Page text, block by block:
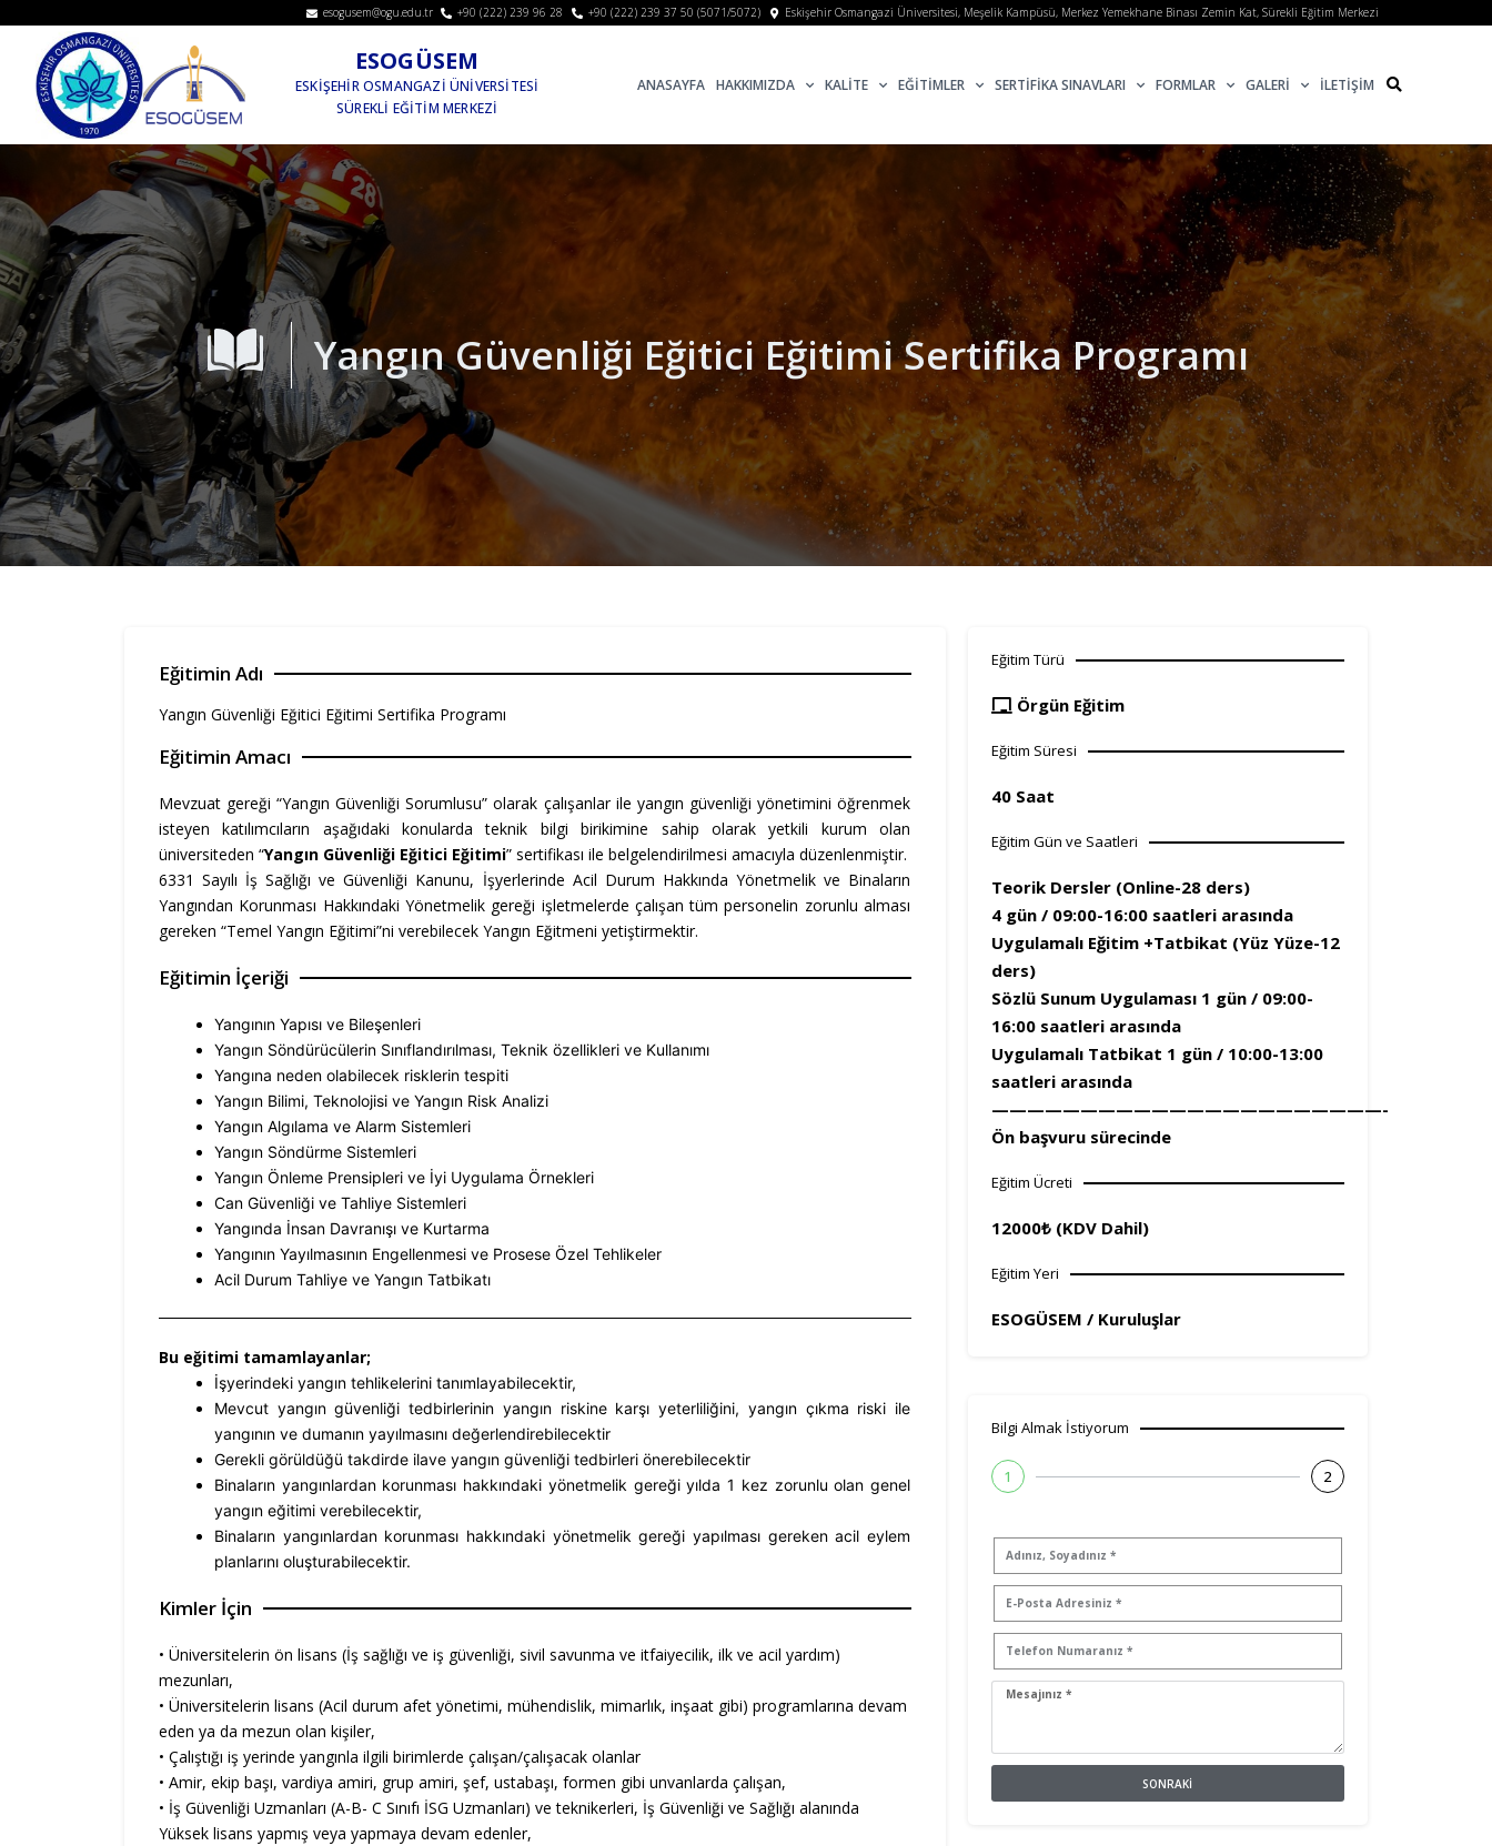
esogusem@ogu.edu.tr +90 (222) 239 96 28 +90 (222) 239 37 50 (5071/5072) Eskişehir Osmangazi Üniversitesi, Meşelik Kampüsü, Merkez Yemekhane Binası Zemin Kat, Sürekli Eğitim Merkezi
ESOGÜSEM
ESKİŞEHİR OSMANGAZİ ÜNİVERSİTESİ
SÜREKLİ EĞİTİM MERKEZİ
ANASAYFA HAKKIMIZDA KALİTE EĞİTİMLER SERTİFİKA SINAVLARI FORMLAR GALERİ İLETİŞİM
Yangın Güvenliği Eğitici Eğitimi Sertifika Programı
Eğitimin Adı
Yangın Güvenliği Eğitici Eğitimi Sertifika Programı
Eğitimin Amacı
Mevzuat gereği “Yangın Güvenliği Sorumlusu” olarak çalışanlar ile yangın güvenliği yönetimini öğrenmek
isteyen katılımcıların aşağıdaki konularda teknik bilgi birikimine sahip olarak yetkili kurum olan
üniversiteden “Yangın Güvenliği Eğitici Eğitimi” sertifikası ile belgelendirilmesi amacıyla düzenlenmiştir.
6331 Sayılı İş Sağlığı ve Güvenliği Kanunu, İşyerlerinde Acil Durum Hakkında Yönetmelik ve Binaların
Yangından Korunması Hakkındaki Yönetmelik gereği işletmelerde çalışan tüm personelin zorunlu alması
gereken “Temel Yangın Eğitimi”ni verebilecek Yangın Eğitmeni yetiştirmektir.
Eğitimin İçeriği
Yangının Yapısı ve Bileşenleri
Yangın Söndürücülerin Sınıflandırılması, Teknik özellikleri ve Kullanımı
Yangına neden olabilecek risklerin tespiti
Yangın Bilimi, Teknolojisi ve Yangın Risk Analizi
Yangın Algılama ve Alarm Sistemleri
Yangın Söndürme Sistemleri
Yangın Önleme Prensipleri ve İyi Uygulama Örnekleri
Can Güvenliği ve Tahliye Sistemleri
Yangında İnsan Davranışı ve Kurtarma
Yangının Yayılmasının Engellenmesi ve Prosese Özel Tehlikeler
Acil Durum Tahliye ve Yangın Tatbikatı
Bu eğitimi tamamlayanlar;
İşyerindeki yangın tehlikelerini tanımlayabilecektir,
Mevcut yangın güvenliği tedbirlerinin yangın riskine karşı yeterliliğini, yangın çıkma riski ile
yangının ve dumanın yayılmasını değerlendirebilecektir
Gerekli görüldüğü takdirde ilave yangın güvenliği tedbirleri önerebilecektir
Binaların yangınlardan korunması hakkındaki yönetmelik gereği yılda 1 kez zorunlu olan genel
yangın eğitimi verebilecektir,
Binaların yangınlardan korunması hakkındaki yönetmelik gereği yapılması gereken acil eylem
planlarını oluşturabilecektir.
Kimler İçin
• Üniversitelerin ön lisans (İş sağlığı ve iş güvenliği, sivil savunma ve itfaiyecilik, ilk ve acil yardım)
mezunları,
• Üniversitelerin lisans (Acil durum afet yönetimi, mühendislik, mimarlık, inşaat gibi) programlarına devam
eden ya da mezun olan kişiler,
• Çalıştığı iş yerinde yangınla ilgili birimlerde çalışan/çalışacak olanlar
• Amir, ekip başı, vardiya amiri, grup amiri, şef, ustabaşı, formen gibi unvanlarda çalışan,
• İş Güvenliği Uzmanları (A-B- C Sınıfı İSG Uzmanları) ve teknikerleri, İş Güvenliği ve Sağlığı alanında
Yüksek lisans yapmış veya yapmaya devam edenler,
Eğitim Türü
Örgün Eğitim
Eğitim Süresi
40 Saat
Eğitim Gün ve Saatleri
Teorik Dersler (Online-28 ders)
4 gün / 09:00-16:00 saatleri arasında
Uygulamalı Eğitim +Tatbikat (Yüz Yüze-12
ders)
Sözlü Sunum Uygulaması 1 gün / 09:00-
16:00 saatleri arasında
Uygulamalı Tatbikat 1 gün / 10:00-13:00
saatleri arasında
——————————————————————-
Ön başvuru sürecinde
Eğitim Ücreti
12000₺ (KDV Dahil)
Eğitim Yeri
ESOGÜSEM / Kuruluşlar
Bilgi Almak İstiyorum
1 2
SONRAKI